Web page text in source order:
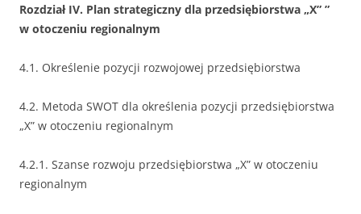
Rozdział IV. Plan strategiczny dla przedsiębiorstwa „X” ”
w otoczeniu regionalnym
4.1. Określenie pozycji rozwojowej przedsiębiorstwa
4.2. Metoda SWOT dla określenia pozycji przedsiębiorstwa
„X” w otoczeniu regionalnym
4.2.1. Szanse rozwoju przedsiębiorstwa „X” w otoczeniu
regionalnym